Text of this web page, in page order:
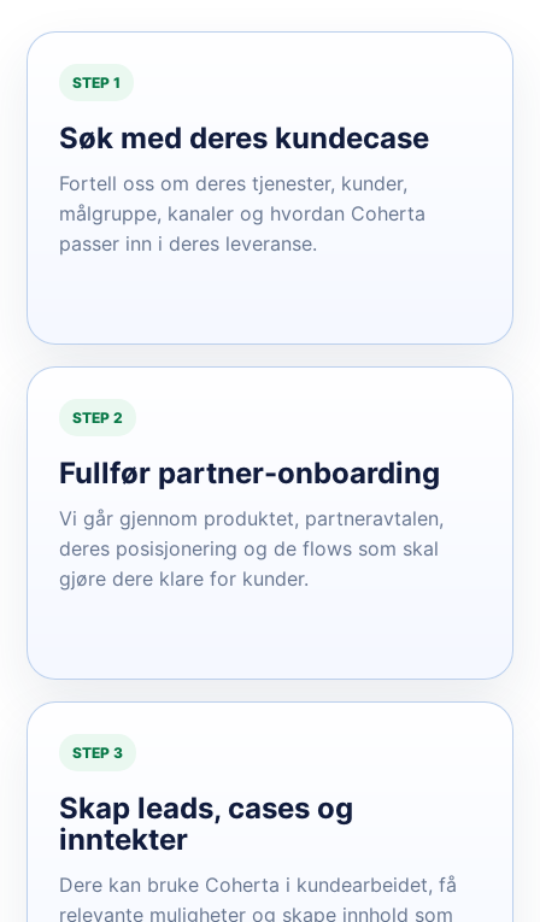
STEP 1
Søk med deres kundecase
Fortell oss om deres tjenester, kunder,
målgruppe, kanaler og hvordan Coherta
passer inn i deres leveranse.
STEP 2
Fullfør partner-onboarding
Vi går gjennom produktet, partneravtalen,
deres posisjonering og de flows som skal
gjøre dere klare for kunder.
STEP 3
Skap leads, cases og
inntekter
Dere kan bruke Coherta i kundearbeidet, få
relevante muligheter og skape innhold som